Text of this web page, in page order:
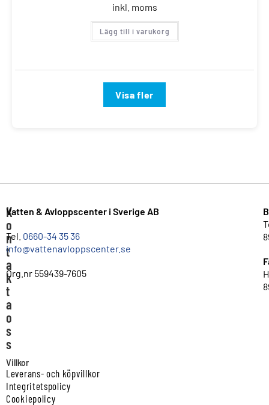
inkl. moms
Lägg till i varukorg
Visa fler
K
o
n
t
a
k
t
a
o
s
s
Vatten & Avloppscenter i Sverige AB
Tel. 0660-34 35 36
info@vattenavloppscenter.se
Org.nr 559439-7605
Villkor
Leverans- och köpvillkor
Integritetspolicy
Cookiepolicy